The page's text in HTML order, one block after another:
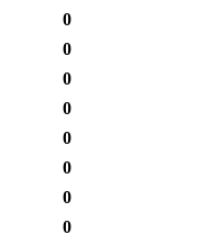
0
0
0
0
0
0
0
0